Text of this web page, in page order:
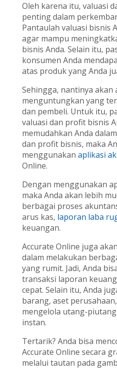
Oleh karena itu, valuasi
penting dalam
Pantaulah valuasi bisnis
agar mampu
bisnis Anda. Selain itu,
konsumen Anda
atas produk yang Anda
Sehingga, nantinya akan
menguntungkan yang
dan pembeli. Untuk itu,
valuasi dan profit bisnis
memudahkan Anda
dan profit bisnis, maka
menggunakan aplikasi
Online.
Dengan menggunakan
maka Anda akan lebih
berbagai proses
arus kas, laporan laba
keuangan.
Accurate Online juga
dalam melakukan
yang rumit. Jadi, Anda
transaksi laporan
cepat. Selain itu, Anda
barang, aset
mengelola utang-
instan.
Tertarik? Anda bisa
Accurate Online secara
melalui tautan pada